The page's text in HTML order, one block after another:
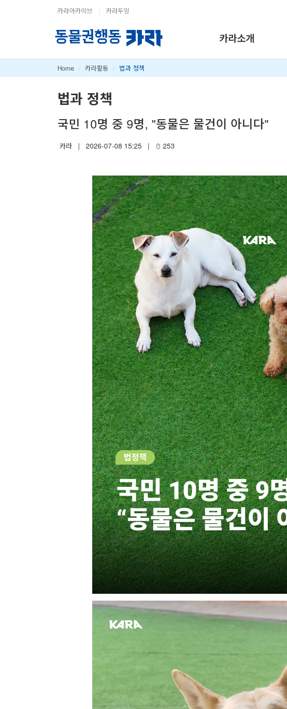
카라아카이브 | 카라두잉
카라소개
Home / 카라활동 / 법과 정책
법과 정책
국민 10명 중 9명, "동물은 물건이 아니다"
카라 | 2026-07-08 15:25 | 253